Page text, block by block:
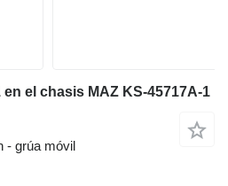
el chasis MAZ KS-45717A-1
- grúa móvil